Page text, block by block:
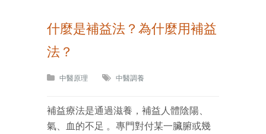
什麼是補益法？為什麼用補益
法？
中醫原理 中醫調養
補益療法是通過滋養，補益人體陰陽、
氣、血的不足 。專門對付某一臟腑或幾